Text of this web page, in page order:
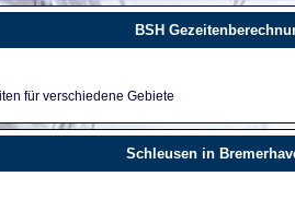
BSH
für verschiedene Gebiete
Schleusen in